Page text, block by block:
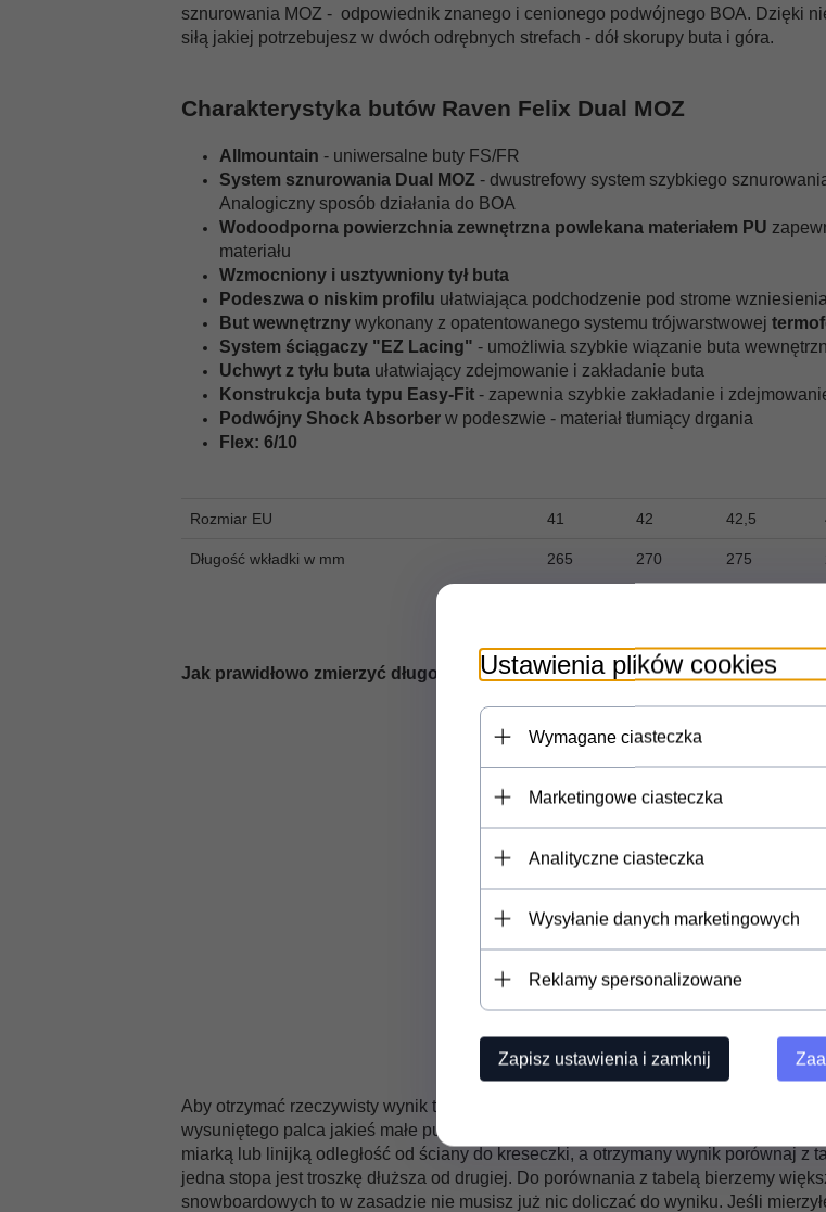
sznurowania MOZ - odpowiednik znanego i cenionego podwójnego BOA. Dzięki
siłą jakiej potrzebujesz w dwóch odrębnych strefach - dół skorupy buta i góra.
Charakterystyka butów Raven Felix Dual MOZ
Allmountain - uniwersalne buty FS/FR
System sznurowania Dual MOZ- dwustrefowy system szybkiego
Analogiczny sposób działania do BOA
Wodoodporna powierzchnia zewnętrzna powlekana materiałem PU
materiału
Wzmocniony i usztywniony tył buta
Podeszwa o niskim profilu ułatwiająca podchodzenie pod strome wzniesienia
But wewnętrznywykonany z opatentowanego systemu trójwarstwowej
System ściągaczy "EZ Lacing" - umożliwia szybkie wiązanie buta
Uchwyt z tyłu buta ułatwiający zdejmowanie i zakładanie buta
Konstrukcja buta typu Easy-Fit - zapewnia szybkie zakładanie i
Podwójny Shock Absorber w podeszwie - materiał tłumiący drgania
Flex: 6/10
Rozmiar EU 41 42 42,5
Długość wkładki w mm 265 270 275
Jak prawidłowo zmierzyć długość stopy
Aby otrzymać rzeczywisty wynik to najlepiej stanąć stopą przy ścianie, szafce,
wysuniętego palca jakieś małe pudełeczko lub inny prostopadłościan.
miarką lub linijką odległość od ściany do kreseczki, a otrzymany wynik porównaj z
jedna stopa jest troszkę dłuższa od drugiej. Do porównania z tabelą bierzemy
snowboardowych to w zasadzie nie musisz już nic doliczać do wyniku. Jeśli
Sposób
sznurowania:
BOA
Ustawienia plików cookies
Wymagane ciasteczka
Marketingowe ciasteczka
Analityczne ciasteczka
Wysyłanie danych marketingowych
Reklamy spersonalizowane
Zapisz ustawienia i zamknij